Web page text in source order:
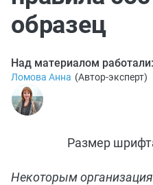
образец
Над материалом работали:
Ломова Анна (Автор-эксперт)
Размер
Некоторым